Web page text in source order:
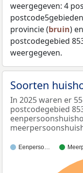
weergegeven: 4
provincie (bruin)
postcodegebied
weergegeven.
Soorten
In 2025 waren er
postcodegebied
Eenperso…